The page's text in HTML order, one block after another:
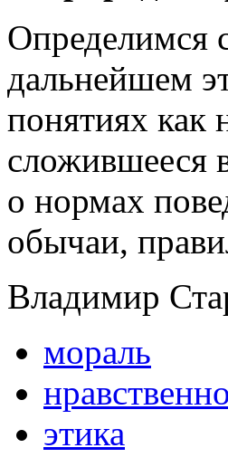
Определимся
дальнейшем
понятиях как
сложившееся
о нормах
обычаи,
Владимир
мораль
этика